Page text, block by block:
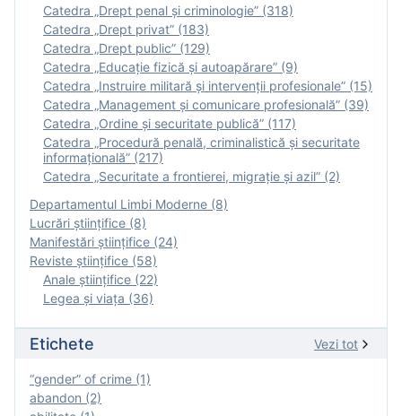
Catedra „Drept penal și criminologie” (318)
Catedra „Drept privat” (183)
Catedra „Drept public” (129)
Catedra „Educație fizică şi autoapărare” (9)
Catedra „Instruire militară şi intervenţii profesionale” (15)
Catedra „Management și comunicare profesională” (39)
Catedra „Ordine și securitate publică” (117)
Catedra „Procedură penală, criminalistică și securitate
informațională” (217)
Catedra „Securitate a frontierei, migrație și azil” (2)
Departamentul Limbi Moderne (8)
Lucrări științifice (8)
Manifestări ştiinţifice (24)
Reviste ştiinţifice (58)
Anale ştiinţifice (22)
Legea şi viaţa (36)
Etichete Vezi tot
“gender” of crime (1)
abandon (2)